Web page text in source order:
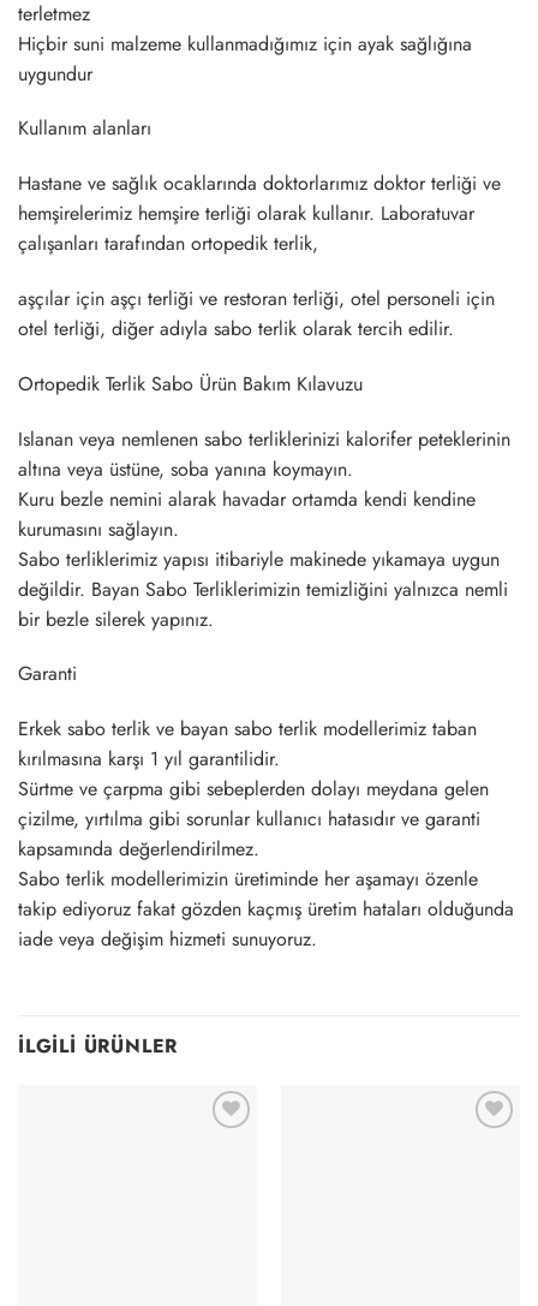
terletmez
Hiçbir suni malzeme kullanmadığımız için ayak sağlığına
uygundur
Kullanım alanları
Hastane ve sağlık ocaklarında doktorlarımız doktor terliği ve
hemşirelerimiz hemşire terliği olarak kullanır. Laboratuvar
çalışanları tarafından ortopedik terlik,
aşçılar için aşçı terliği ve restoran terliği, otel personeli için
otel terliği, diğer adıyla sabo terlik olarak tercih edilir.
Ortopedik Terlik Sabo Ürün Bakım Kılavuzu
Islanan veya nemlenen sabo terliklerinizi kalorifer peteklerinin
altına veya üstüne, soba yanına koymayın.
Kuru bezle nemini alarak havadar ortamda kendi kendine
kurumasını sağlayın.
Sabo terliklerimiz yapısı itibariyle makinede yıkamaya uygun
değildir. Bayan Sabo Terliklerimizin temizliğini yalnızca nemli
bir bezle silerek yapınız.
Garanti
Erkek sabo terlik ve bayan sabo terlik modellerimiz taban
kırılmasına karşı 1 yıl garantilidir.
Sürtme ve çarpma gibi sebeplerden dolayı meydana gelen
çizilme, yırtılma gibi sorunlar kullanıcı hatasıdır ve garanti
kapsamında değerlendirilmez.
Sabo terlik modellerimizin üretiminde her aşamayı özenle
takip ediyoruz fakat gözden kaçmış üretim hataları olduğunda
iade veya değişim hizmeti sunuyoruz.
İLGILI ÜRÜNLER